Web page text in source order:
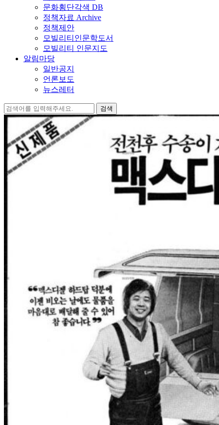
문화횡단각색 DB
정책자료 Archive
정책제안
모빌리티인문학도서
모빌리티 인문지도
알림마당
일반공지
언론보도
뉴스레터
검
색: